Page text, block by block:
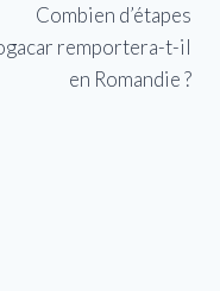
Combien d’étapes
remportera-t-il
en Romandie ?